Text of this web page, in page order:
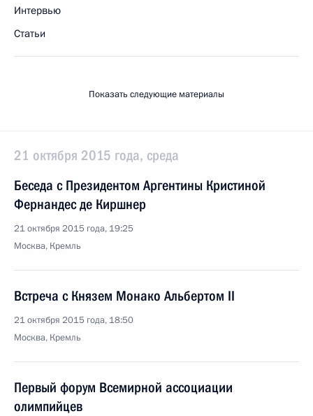
Интервью
Статьи
Показать следующие материалы
21 октября 2015 года, среда
Беседа с Президентом Аргентины Кристиной
Фернандес де Киршнер
21 октября 2015 года, 19:25
Москва, Кремль
Встреча с Князем Монако Альбертом II
21 октября 2015 года, 18:50
Москва, Кремль
Первый форум Всемирной ассоциации
олимпийцев